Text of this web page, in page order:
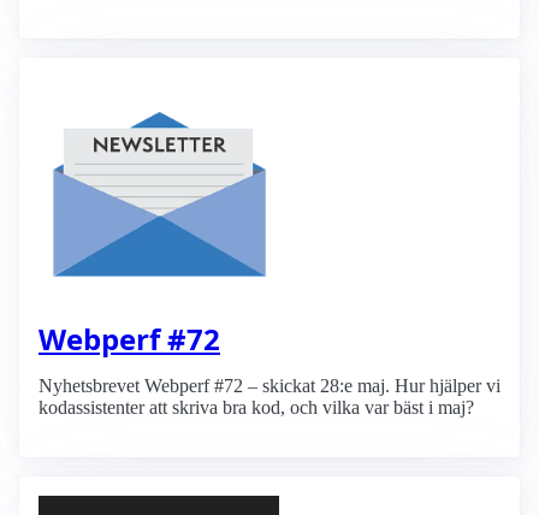
Webperf #72
Nyhetsbrevet Webperf #72 – skickat 28:e maj. Hur hjälper vi
kodassistenter att skriva bra kod, och vilka var bäst i maj?